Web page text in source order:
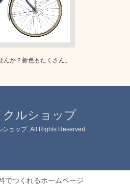
か？新色もたくさん。
クルショップ
ショップ. All Rights Reserved.
でつくれるホームページ